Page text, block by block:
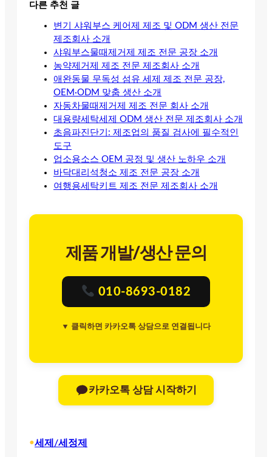
다른 추천 글
변기 샤워부스 케어제 제조 및 ODM 생산 전문
제조회사 소개
샤워부스물때제거제 제조 전문 공장 소개
농약제거제 제조 전문 제조회사 소개
애완동물 무독성 섬유 세제 제조 전문 공장,
OEM·ODM 맞춤 생산 소개
자동차물때제거제 제조 전문 회사 소개
대용량세탁세제 ODM 생산 전문 제조회사 소개
초음파진단기: 제조업의 품질 검사에 필수적인
도구
업소용소스 OEM 공정 및 생산 노하우 소개
바닥대리석청소 제조 전문 공장 소개
여행용세탁키트 제조 전문 제조회사 소개
제품 개발/생산 문의
010-8693-0182
▼ 클릭하면 카카오톡 상담으로 연결됩니다
카카오톡 상담 시작하기
•세제/세정제